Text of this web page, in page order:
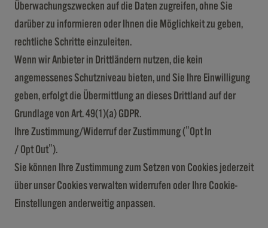
Überwachungszwecken auf die Daten zugreifen, ohne Sie
darüber zu informieren oder Ihnen die Möglichkeit zu geben,
rechtliche Schritte einzuleiten.
Wenn wir Anbieter in Drittländern nutzen, die kein
angemessenes Schutzniveau bieten, und Sie Ihre Einwilligung
geben, erfolgt die Übermittlung an dieses Drittland auf der
Grundlage von Art. 49(1)(a) GDPR.
Ihre Zustimmung/Widerruf der Zustimmung ("Opt In
/ Opt Out").
Sie können Ihre Zustimmung zum Setzen von Cookies jederzeit
über unser Cookies verwalten widerrufen oder Ihre Cookie-
Einstellungen anderweitig anpassen.